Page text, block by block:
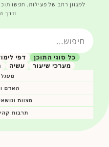
למגוון רחב של פעילות. חפשו
ודרך
דפי
מערכי שיעור
עשיה
כל סוגי התוכן
האדם
מצוות
תרבות